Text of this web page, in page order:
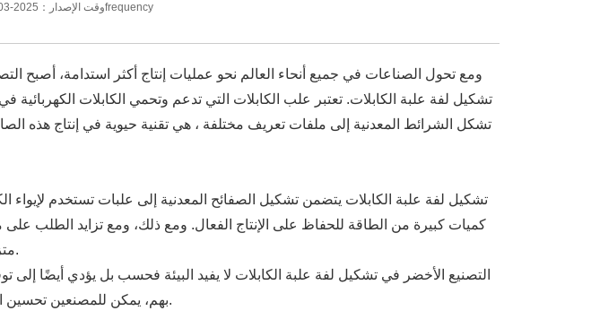
كاتب：优化 وقت الإصدار：2025-03-13 09:57:27 الآراء：169frequency
ومع تحول الصناعات في جميع أنحاء العالم نحو عمليات إنتاج أكثر استدامة، أصبح
تشكيل لفة علبة الكابلات. تعتبر علب الكابلات التي تدعم وتحمي الكابلات الكهربائية
تشكل الشرائط المعدنية إلى ملفات تعريف مختلفة ، هي تقنية حيوية في إنتاج هذه
تشكيل لفة علبة الكابلات يتضمن تشكيل الصفائح المعدنية إلى علبات تستخدم لإيواء
كميات كبيرة من الطاقة للحفاظ على الإنتاج الفعال. ومع ذلك، ومع تزايد الطلب
متزايد التكنولوجيات الخضراء لتقليل استهلاك الطاقة وتقليل النفايات وتحسين الاستدامة العامة.
التصنيع الأخضر في تشكيل لفة علبة الكابلات لا يفيد البيئة فحسب بل يؤدي أيضًا
بهم، يمكن للمصنعين تحسين الكفاءة، وتخفيض بصمتهم الكربونية، وخلق ميزة تنافسية في سوق واعية بشكل متزايد للبيئة.